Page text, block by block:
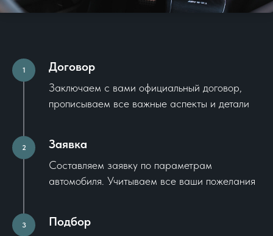
1 Договор
Заключаем с вами официальный договор,
прописываем все важные аспекты и детали
2 Заявка
Составляем заявку по параметрам
автомобиля. Учитываем все ваши пожелания
3 Подбор